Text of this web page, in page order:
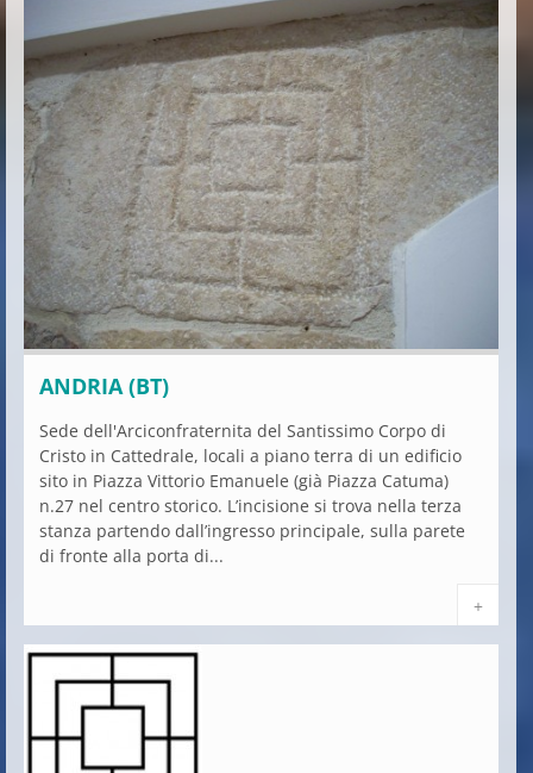
ANDRIA (BT)
Sede dell'Arciconfraternita del Santissimo Corpo di
Cristo in Cattedrale, locali a piano terra di un edificio
sito in Piazza Vittorio Emanuele (già Piazza Catuma)
n.27 nel centro storico. L’incisione si trova nella terza
stanza partendo dall’ingresso principale, sulla parete
di fronte alla porta di...
+